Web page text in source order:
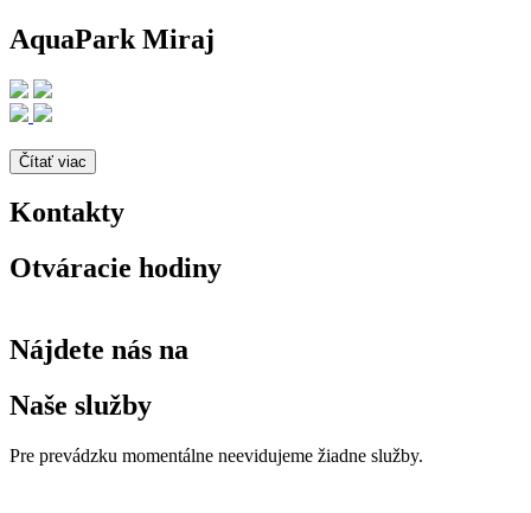
AquaPark Miraj
Čítať viac
Kontakty
Otváracie hodiny
Nájdete nás na
Naše služby
Pre prevádzku momentálne neevidujeme žiadne služby.